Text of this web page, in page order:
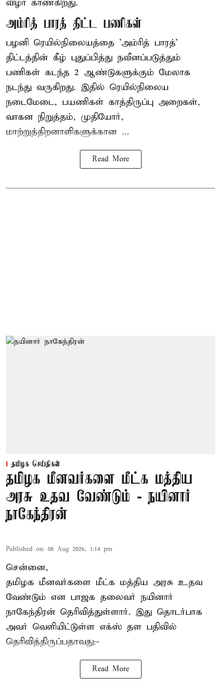
விழா காண்கிறது.
அம்ரித் பாரத் திட்ட பணிகள்
பழனி ரெயில்நிலையத்தை 'அம்ரித் பாரத்'
திட்டத்தின் கீழ் புதுப்பித்து நவீனப்படுத்தும்
பணிகள் கடந்த 2 ஆண்டுகளுக்கும் மேலாக
நடந்து வருகிறது. இதில் ரெயில்நிலைய
நடைமேடை, பயணிகள் காத்திருப்பு அறைகள்,
வாகன நிறுத்தம், முதியோர்,
மாற்றுத்திறனாளிகளுக்கான ...
Read More
தமிழக செய்திகள்
தமிழக மீனவர்களை மீட்க மத்திய
அரசு உதவ வேண்டும் - நயினார்
நாகேந்திரன்
Published on: 08 Aug 2026, 1:14 pm
சென்னை,
தமிழக மீனவர்களை மீட்க மத்திய அரசு உதவ
வேண்டும் என பாஜக தலைவர் நயினார்
நாகேந்திரன் தெரிவித்துள்ளார். இது தொடர்பாக
அவர் வெளியிட்டுள்ள எக்ஸ் தள பதிவில்
தெரிவித்திருப்பதாவது:-
Read More